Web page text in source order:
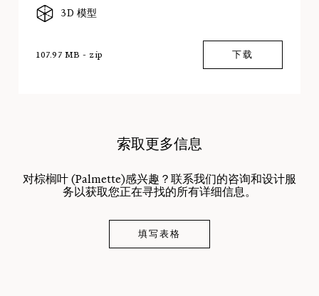
3D 模型
107.97 MB - zip 下载
索取更多信息
对棕榈叶 (Palmette)感兴趣？联系我们的咨询和设计服
务以获取您正在寻找的所有详细信息。
填写表格